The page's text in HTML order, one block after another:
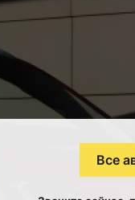
Все